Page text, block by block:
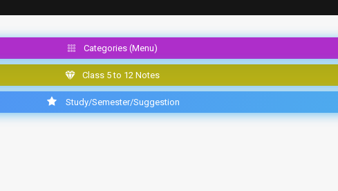
Categories (Menu)
Class 5 to 12 Notes
Study/Semester/Suggestion